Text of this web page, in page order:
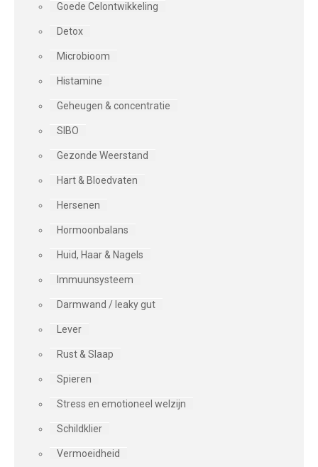
Goede Celontwikkeling
Detox
Microbioom
Histamine
Geheugen & concentratie
SIBO
Gezonde Weerstand
Hart & Bloedvaten
Hersenen
Hormoonbalans
Huid, Haar & Nagels
Immuunsysteem
Darmwand / leaky gut
Lever
Rust & Slaap
Spieren
Stress en emotioneel welzijn
Schildklier
Vermoeidheid